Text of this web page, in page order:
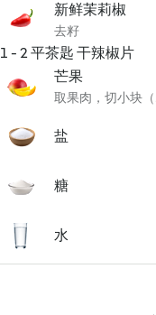
新鲜茉莉椒
去籽
1 - 2 平茶匙 干辣椒片
芒果
取果肉，切小块（
盐
糖
水